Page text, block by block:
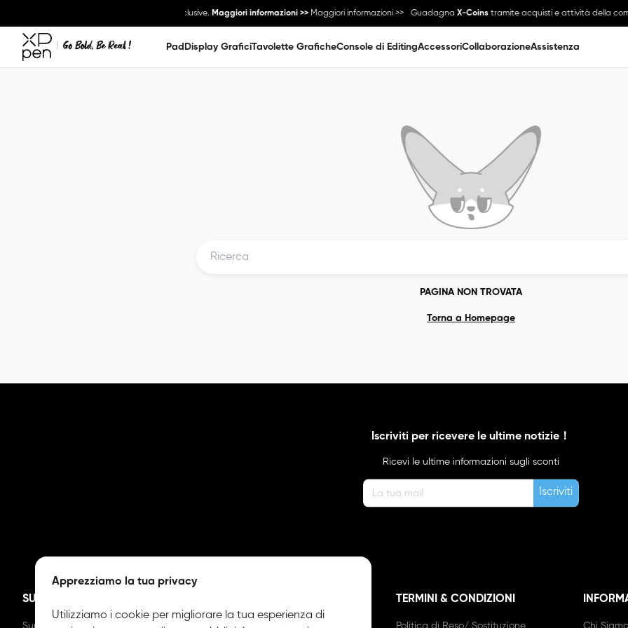
community e scambiali con ricompense esclusive.Maggiori informazioni >>Maggiori informazioni >> GuadagnaX-Coinstramite acquisti e attività della
Pad Display GraficiTavolette GraficheConsole di EditingAccessoriCollaborazioneAssistenza
PAGINA NON TROVATA
Torna a Homepage
Iscriviti per ricevere le ultime notizie！
Ricevi le ultime informazioni sugli sconti
Iscriviti
SUPPORTO
Supporto Tecnico Ordinazione & Pagamento
TERMINI & CONDIZIONI
Politica di Reso/ Sostituzione Chi Siamo
Apprezziamo la tua privacy
Utilizziamo i cookie per migliorare la tua esperienza di